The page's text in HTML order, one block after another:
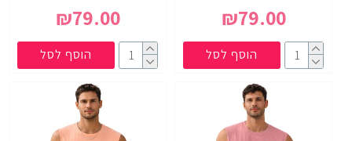
₪79.00
הוסף לסל
₪79.00
הוסף לסל